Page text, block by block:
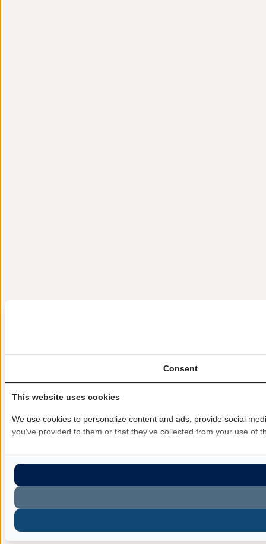
Consent
This website uses cookies
We use cookies to personalize content and ads, provide social
you've provided to them or that they've collected from your use of